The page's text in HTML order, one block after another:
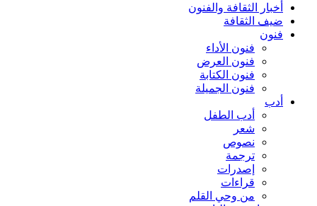
أخبار الثقافة والفنون
ضيف الثقافة
فنون
فنون الأداء
فنون العرض
فنون الكتابة
فنون الجميلة
أدب
أدب الطفل
شعر
نصوص
ترجمة
إصدرات
قراءات
من وحي القلم